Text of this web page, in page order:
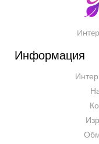
Информация